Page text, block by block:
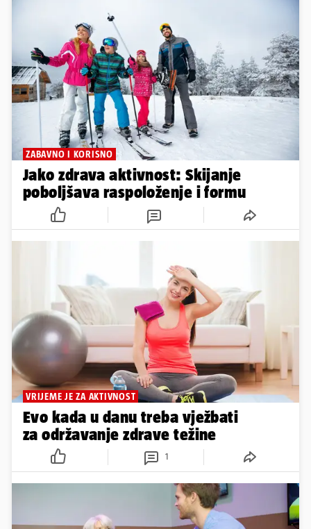
ZABAVNO I KORISNO
Jako zdrava aktivnost: Skijanje
poboljšava raspoloženje i formu
VRIJEME JE ZA AKTIVNOST
Evo kada u danu treba vježbati
za održavanje zdrave težine
1